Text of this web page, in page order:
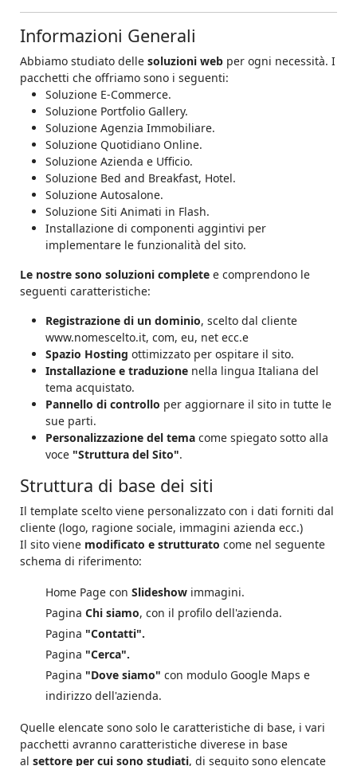
Informazioni Generali
Abbiamo studiato delle soluzioni web per ogni necessità. I
pacchetti che offriamo sono i seguenti:
Soluzione E-Commerce.
Soluzione Portfolio Gallery.
Soluzione Agenzia Immobiliare.
Soluzione Quotidiano Online.
Soluzione Azienda e Ufficio.
Soluzione Bed and Breakfast, Hotel.
Soluzione Autosalone.
Soluzione Siti Animati in Flash.
Installazione di componenti aggintivi per
implementare le funzionalità del sito.
Le nostre sono soluzioni complete e comprendono le
seguenti caratteristiche:
Registrazione di un dominio, scelto dal cliente
www.nomescelto.it, com, eu, net ecc.e
Spazio Hosting ottimizzato per ospitare il sito.
Installazione e traduzione nella lingua Italiana del
tema acquistato.
Pannello di controllo per aggiornare il sito in tutte le
sue parti.
Personalizzazione del tema come spiegato sotto alla
voce "Struttura del Sito".
Struttura di base dei siti
Il template scelto viene personalizzato con i dati forniti dal
cliente (logo, ragione sociale, immagini azienda ecc.)
Il sito viene modificato e strutturato come nel seguente
schema di riferimento:
Home Page con Slideshow immagini.
Pagina Chi siamo, con il profilo dell'azienda.
Pagina "Contatti".
Pagina "Cerca".
Pagina "Dove siamo" con modulo Google Maps e
indirizzo dell'azienda.
Quelle elencate sono solo le caratteristiche di base, i vari
pacchetti avranno caratteristiche diverese in base
al settore per cui sono studiati, di seguito sono elencate